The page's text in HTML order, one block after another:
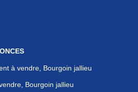
à vendre, Bourgoin jallieu
Bourgoin jallieu